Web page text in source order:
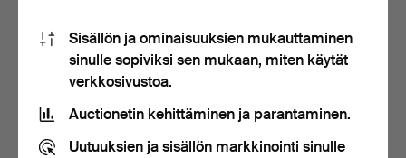
116 USD 294 USD
Sisällön ja ominaisuuksien mukauttaminen
sinulle sopiviksi sen mukaan, miten käytät
verkkosivustoa.
Auctionetin kehittäminen ja parantaminen.
Uutuuksien ja sisällön markkinointi sinulle